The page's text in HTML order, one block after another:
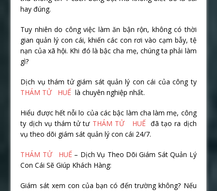
hay đúng.
Tuy nhiên do công việc làm ăn bận rộn, không có thời
gian quản lý con cái, khiến các con rơi vào cạm bẫy, tệ
nạn của xã hội. Khi đó là bậc cha mẹ, chúng ta phải làm
gì?
Dịch vụ thám tử giám sát quản lý con cái của công ty
THÁM TỬ HUẾ là chuyên nghiệp nhất.
Hiểu được hết nỗi lo của các bậc làm cha làm mẹ, công
ty dịch vụ thám tử tư THÁM TỬ HUẾ đã tạo ra dịch
vụ theo dõi giám sát quản lý con cái 24/7.
THÁM TỬ HUẾ – Dịch Vụ Theo Dõi Giám Sát Quản Lý
Con Cái Sẽ Giúp Khách Hàng:
Giám sát xem con của bạn có đến trường không? Nếu